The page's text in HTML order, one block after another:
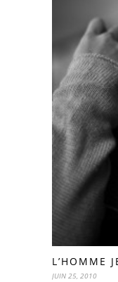
L’HOMME
JUIN 25, 2010